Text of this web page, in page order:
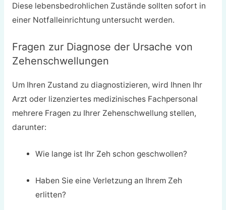
Diese lebensbedrohlichen Zustände sollten sofort in
einer Notfalleinrichtung untersucht werden.
Fragen zur Diagnose der Ursache von
Zehenschwellungen
Um Ihren Zustand zu diagnostizieren, wird Ihnen Ihr
Arzt oder lizenziertes medizinisches Fachpersonal
mehrere Fragen zu Ihrer Zehenschwellung stellen,
darunter:
Wie lange ist Ihr Zeh schon geschwollen?
Haben Sie eine Verletzung an Ihrem Zeh
erlitten?